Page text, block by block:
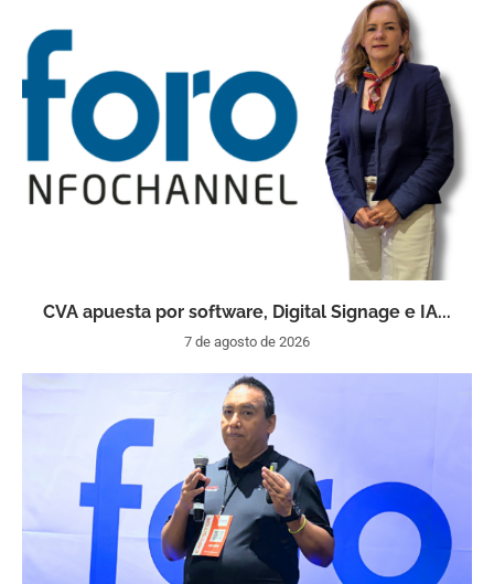
CVA apuesta por software, Digital Signage e IA...
7 de agosto de 2026